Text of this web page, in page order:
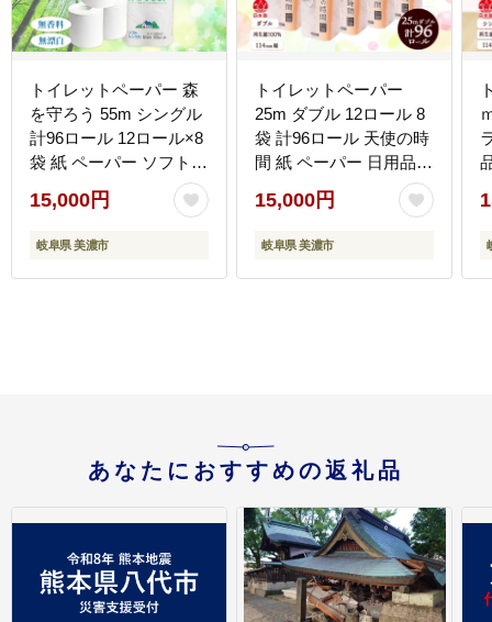
トイレットペーパー 森
を守ろう 55m シングル
計96ロール 12ロール×8
袋 紙 ペーパー ソフト
日用品 消耗品 リサイク
ル 再生紙 無香料 厚手
トイレ用品 衛生用品 備
生活応援 牧製紙 送料無
15,000円
岐阜県 美濃市
トイレットペーパー
25m ダブル 12ロール 8
袋 計96ロール 天使の時
間 紙 ペーパー 日用品
消耗品 リサイクル 再生
紙 無香料 厚手 ソフト
トイレ用品 備蓄 ストッ
製紙 送料無料 岐阜県
15,000円
岐阜県 美濃市
あなたにおすすめの返礼品